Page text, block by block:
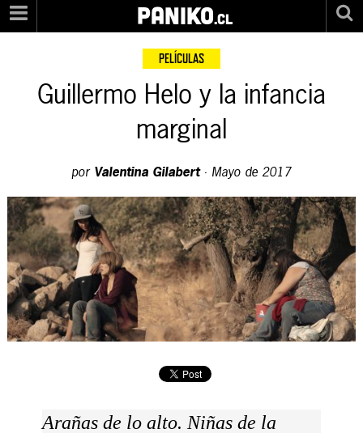
PANIKO.cl
PELÍCULAS
Guillermo Helo y la infancia
marginal
por Valentina Gilabert· Mayo de 2017
Arañas de lo alto. Niñas de la